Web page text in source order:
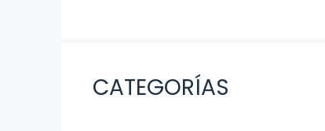
CATEGORÍAS